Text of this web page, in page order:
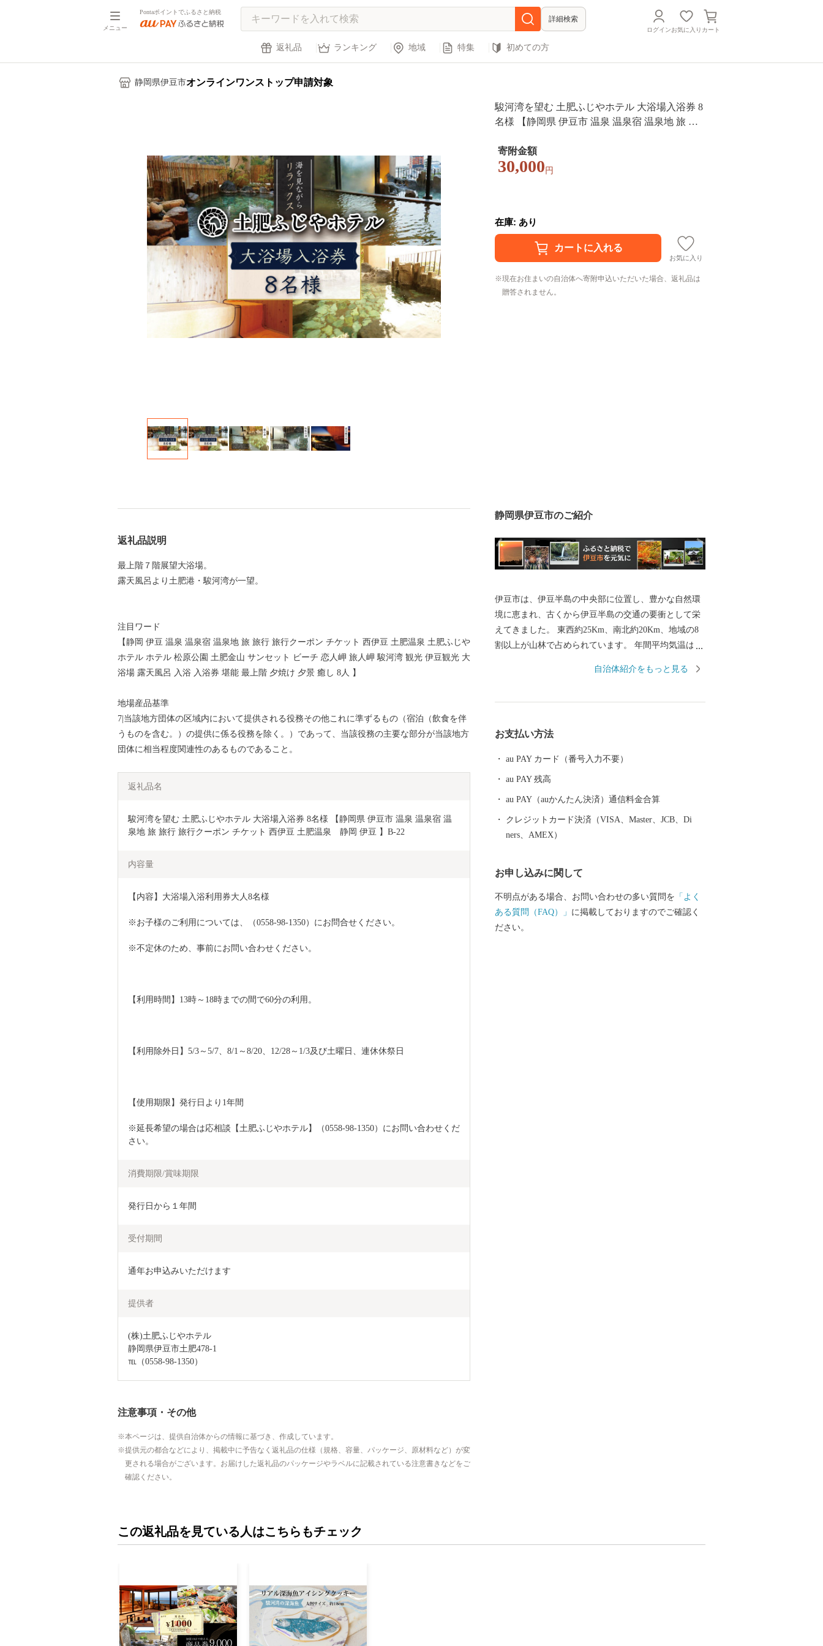
メニュー
Pontaポイントでふるさと納税
詳細検索
ログインお気に入り カート
返礼品 ランキング 地域 特集 初めての方
静岡県伊豆市オンラインワンストップ申請対象
駿河湾を望む 土肥ふじやホテル 大浴場入浴券 8
名様 【静岡県 伊豆市 温泉 温泉宿 温泉地 旅 旅
岡 伊豆 】B-22
寄附金額
30,000 円
在庫: あり
お気に入り
現在お住まいの自治体へ寄附申込いただいた場合、返礼品は
贈答されません。
返礼品説明
最上階７階展望大浴場。
露天風呂より土肥港・駿河湾が一望。
注目ワード
【静岡 伊豆 温泉 温泉宿 温泉地 旅 旅行 旅行クーポン チケット 西伊豆 土肥温泉 土肥ふじや
ホテル ホテル 松原公園 土肥金山 サンセット ビーチ 恋人岬 旅人岬 駿河湾 観光 伊豆観光 大
浴場 露天風呂 入浴 入浴券 堪能 最上階 夕焼け 夕景 癒し 8人 】
地場産品基準
7|当該地方団体の区域内において提供される役務その他これに準ずるもの（宿泊（飲食を伴
うものを含む。）の提供に係る役務を除く。）であって、当該役務の主要な部分が当該地方
団体に相当程度関連性のあるものであること。
返礼品名
駿河湾を望む 土肥ふじやホテル 大浴場入浴券 8名様 【静岡県 伊豆市 温泉 温泉宿 温
泉地 旅 旅行 旅行クーポン チケット 西伊豆 土肥温泉　静岡 伊豆 】B-22
内容量
【内容】大浴場入浴利用券大人8名様
※お子様のご利用については、（0558-98-1350）にお問合せください。
※不定休のため、事前にお問い合わせください。
【利用時間】13時～18時までの間で60分の利用。
【利用除外日】5/3～5/7、8/1～8/20、12/28～1/3及び土曜日、連休休祭日
【使用期限】発行日より1年間
※延長希望の場合は応相談【土肥ふじやホテル】（0558-98-1350）にお問い合わせくだ
さい。
消費期限/賞味期限
発行日から１年間
受付期間
通年お申込みいただけます
提供者
(株)土肥ふじやホテル
静岡県伊豆市土肥478-1
℡（0558-98-1350）
注意事項・その他
本ページは、提供自治体からの情報に基づき、作成しています。
提供元の都合などにより、掲載中に予告なく返礼品の仕様（規格、容量、パッケージ、原材料など）が変
更される場合がございます。お届けした返礼品のパッケージやラベルに記載されている注意書きなどをご
確認ください。
静岡県伊豆市のご紹介
伊豆市は、伊豆半島の中央部に位置し、豊かな自然環
境に恵まれ、古くから伊豆半島の交通の要衝として栄
えてきました。 東西約25Km、南北約20Km、地域の8
割以上が山林で占められています。 年間平均気温は1
市の北部は数々の歴史と文化の舞台となった修善寺地
います。 魅力あふれる自然、歴史、文化を財産とし
自治体紹介をもっと見る
お支払い方法
au PAY カード（番号入力不要）
au PAY 残高
au PAY（auかんたん決済）通信料金合算
クレジットカード決済（VISA、Master、JCB、Di
ners、AMEX）
お申し込みに関して
不明点がある場合、お問い合わせの多い質問を 「よく
ある質問（FAQ）」 に掲載しておりますのでご確認く
ださい。
この返礼品を見ている人はこちらもチェック